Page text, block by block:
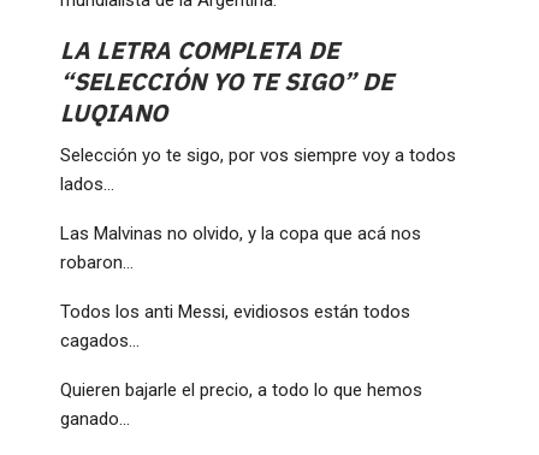
LA LETRA COMPLETA DE
“SELECCIÓN YO TE SIGO” DE
LUQIANO
Selección yo te sigo, por vos siempre voy a todos
lados…
Las Malvinas no olvido, y la copa que acá nos
robaron…
Todos los anti Messi, evidiosos están todos
cagados…
Quieren bajarle el precio, a todo lo que hemos
ganado…